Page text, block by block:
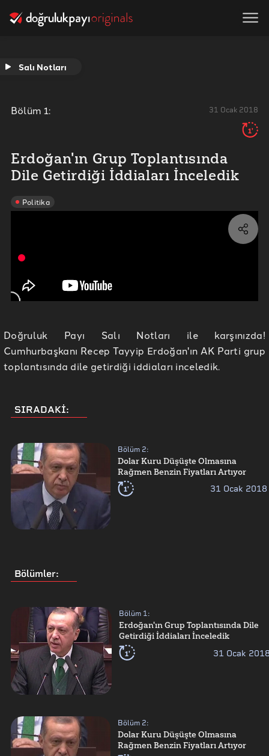
Salı Notları
Bölüm 1: 31 Ocak 2018
1'
Erdoğan'ın Grup Toplantısında
Dile Getirdiği İddiaları İnceledik
Politika
Doğruluk Payı Salı Notları ile karşınızda!
Cumhurbaşkanı Recep Tayyip Erdoğan'ın AK Parti grup
toplantısında dile getirdiği iddiaları inceledik.
SIRADAKİ:
Bölüm 2:
Dolar Kuru Düşüşte Olmasına
Rağmen Benzin Fiyatları Artıyor
1' 31 Ocak 2018
Bölümler:
Bölüm 1:
Erdoğan'ın Grup Toplantısında Dile
Getirdiği İddiaları İnceledik
1' 31 Ocak
Bölüm 2:
Dolar Kuru Düşüşte Olmasına
Rağmen Benzin Fiyatları Artıyor